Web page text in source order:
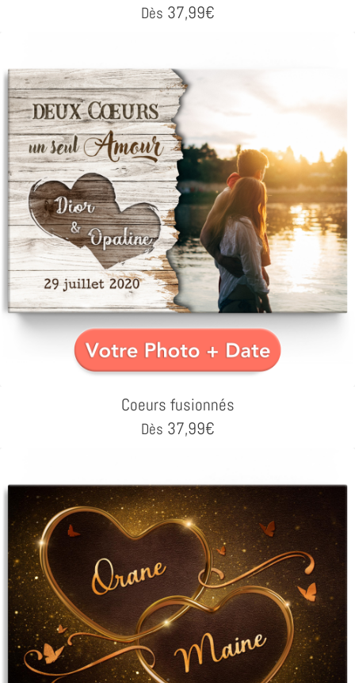
Dès 37,99€
Coeurs fusionnés
Dès 37,99€